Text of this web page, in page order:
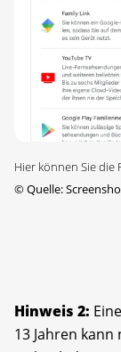
Hier können Sie die
©Quelle:
Hinweis 2:
13 Jahren